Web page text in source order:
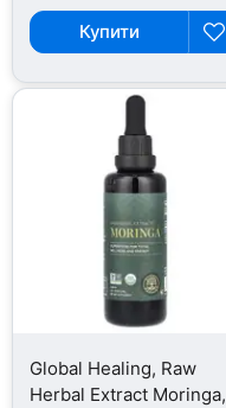
Купити
Global Healing, Raw
Herbal Extract Moringa,